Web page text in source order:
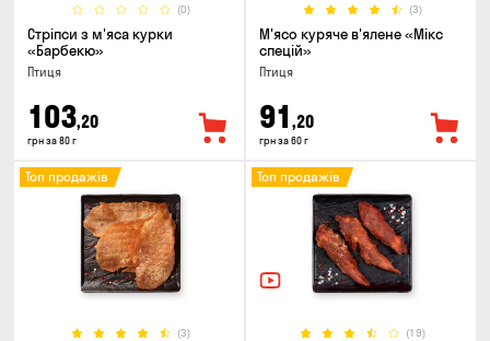
(0)
Стріпси з м'яса курки
«Барбекю»
Птиця
103,20
грн за 80 г
(3)
М'ясо куряче в'ялене «Мікс
спецій»
Птиця
91 ,20
грн за 60 г
(3)
Топ продажів
(19)
Топ продажів